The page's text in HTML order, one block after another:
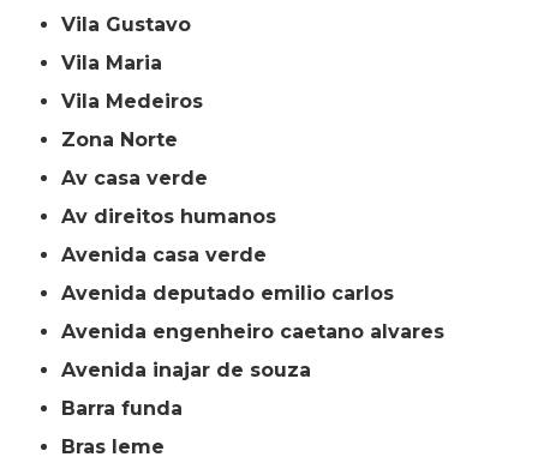
Vila Gustavo
Vila Maria
Vila Medeiros
Zona Norte
av casa verde
av direitos humanos
avenida casa verde
avenida deputado emilio carlos
avenida engenheiro caetano alvares
avenida inajar de souza
barra funda
bras leme